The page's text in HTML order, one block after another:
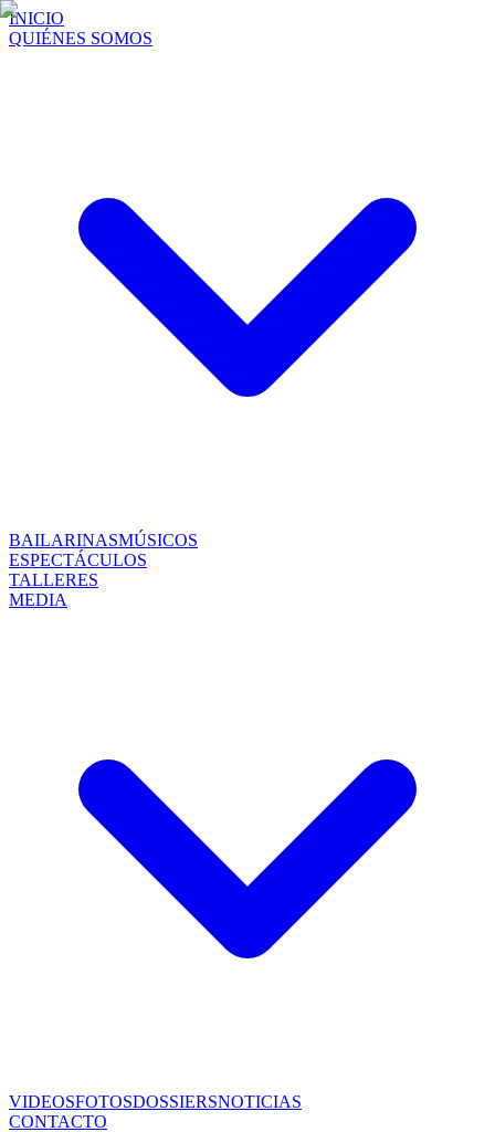
INICIO
QUIÉNES SOMOS
BAILARINASMÚSICOS
ESPECTÁCULOS
TALLERES
MEDIA
VIDEOSFOTOSDOSSIERSNOTICIAS
CONTACTO